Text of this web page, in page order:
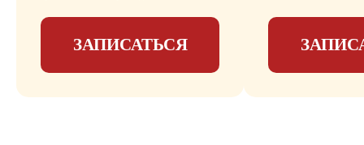
ЗАПИСАТЬСЯ
бесплатный Wi-Fi
кондиционер
3-х разовое питание
✓медикаментозное сопровождение